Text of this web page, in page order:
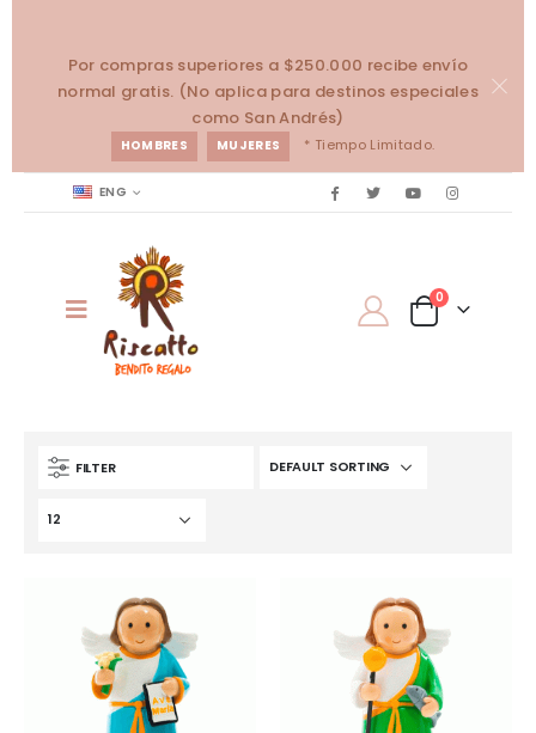
Por compras superiores a $250.000 recibe envío
normal gratis. (No aplica para destinos especiales
como San Andrés)
HOMBRES MUJERES * Tiempo Limitado.
ENG
0
FILTER